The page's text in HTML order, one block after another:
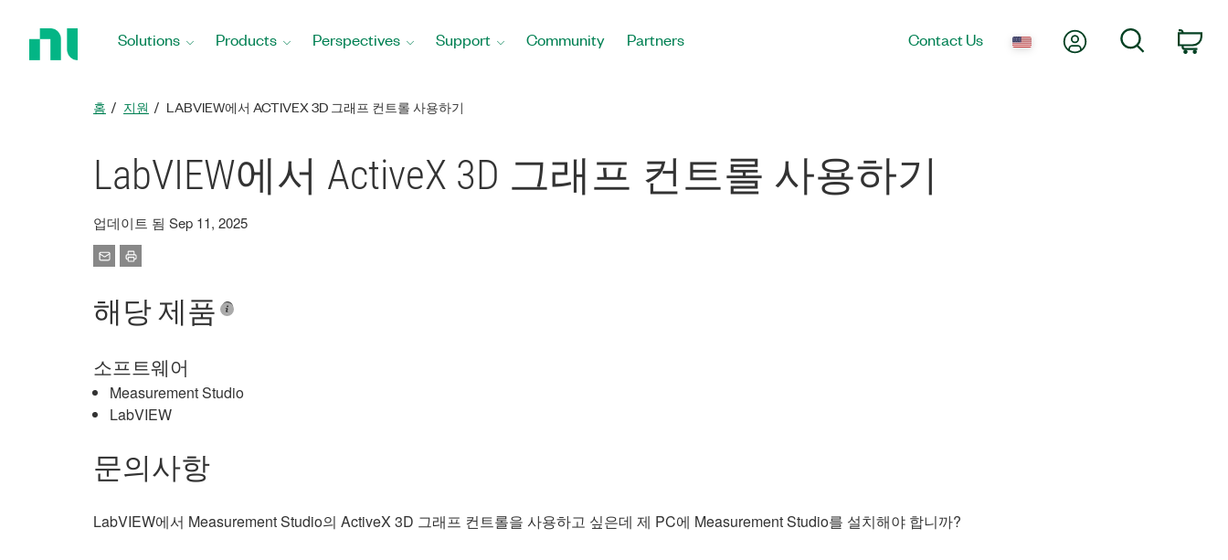
Solutions Products Perspectives Support Community Partners Contact Us My AccountSearch
홈 지원 LABVIEW에서 ACTIVEX 3D 그래프 컨트롤 사용하기
LabVIEW에서 ActiveX 3D 그래프 컨트롤 사용하기
업데이트 됨 Sep 11, 2025
해당 제품
소프트웨어
Measurement Studio
LabVIEW
문의사항
LabVIEW에서 Measurement Studio의 ActiveX 3D 그래프 컨트롤을 사용하고 싶은데 제 PC에 Measurement Studio를 설치해야 합니까?